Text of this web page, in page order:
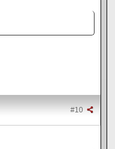
#10